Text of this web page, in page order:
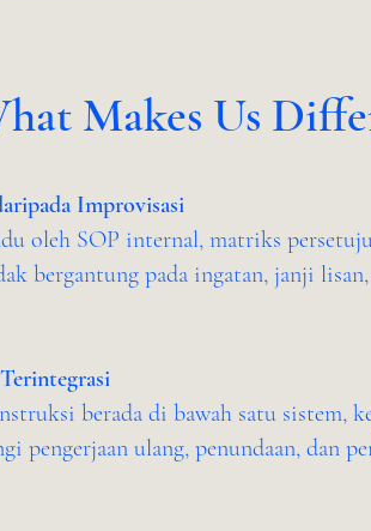
Makes Us
Improvisasi
oleh SOP internal, matriks
bergantung pada ingatan, janji
berada di bawah satu sistem,
pengerjaan ulang, penundaan, dan